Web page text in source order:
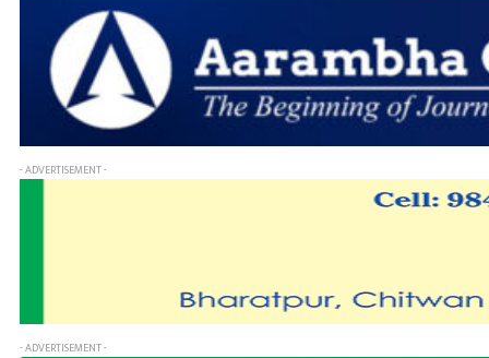
- ADVERTISEMENT -
- ADVERTISEMENT -